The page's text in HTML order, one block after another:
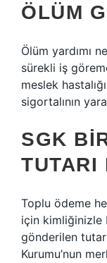
ÖLÜM
Ölüm yardımı
sürekli iş
meslek
sigortalının
SGK
TUTARI
Toplu ödeme
için kimliğinizle
gönderilen
Kurumu’nun